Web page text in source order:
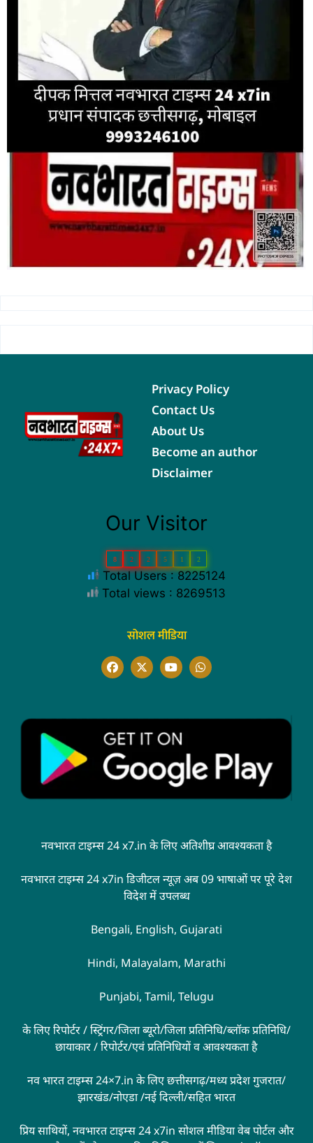
Privacy Policy
Contact Us
About Us
Become an author
Disclaimer
Our Visitor
8 2 2 5 1 2
Total Users : 8225124
Total views : 8269513
सोशल मीडिया
नवभारत टाइम्स 24 x7.in के लिए अतिशीघ्र आवश्यकता है
नवभारत टाइम्स 24 x7in डिजीटल न्यूज़ अब 09 भाषाओं पर पूरे देश
विदेश में उपलब्ध
Bengali, English, Gujarati
Hindi, Malayalam, Marathi
Punjabi, Tamil, Telugu
के लिए रिपोर्टर / स्ट्रिंगर/जिला ब्यूरो/जिला प्रतिनिधि/ब्लॉक प्रतिनिधि/
छायाकार / रिपोर्टर/एवं प्रतिनिधियों व आवश्यकता है
नव भारत टाइम्स 24×7.in के लिए छत्तीसगढ़/मध्य प्रदेश गुजरात/
झारखंड/नोएडा /नई दिल्ली/सहित भारत
प्रिय साथियों, नवभारत टाइम्स 24 x7in सोशल मीडिया वेब पोर्टल और